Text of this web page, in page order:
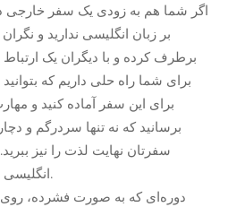
اگر شما هم به زودی یک سفر خارجی
بر زبان انگلیسی ندارید و نگران
برطرف کرده و با دیگران یک ارتباط
برای شما راه حلی داریم که بتوانید
برای این سفر آماده کنید و
برسانید که نه تنها سردرگم و
سفرتان نهایت لذت را نیز
انگلیسی در سفر/ماموریت آریانا است.
دوره‌ای که به صورت فشرده، روی